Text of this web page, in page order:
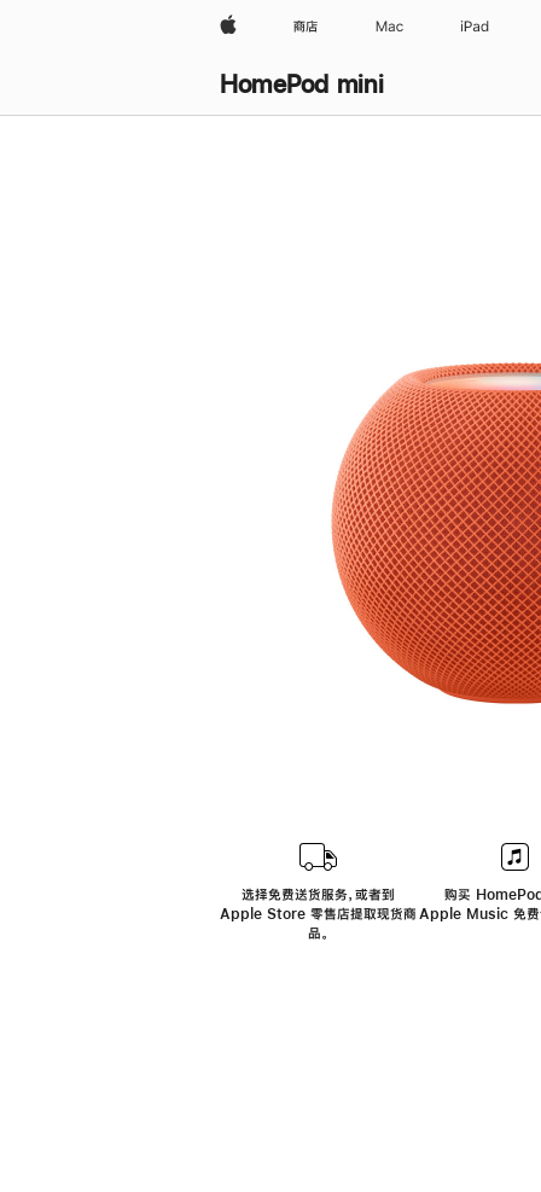
Apple 商店 Mac iPad
HomePod mini
选择免费送货服务，或者到
Apple Store 零售店提取现货商
品。
购买
Apple Music 免费